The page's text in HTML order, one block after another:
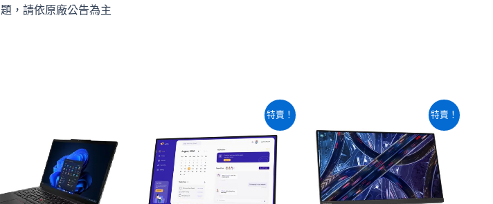
，請依原廠公告為主
特賣！
價
格：
NT$8,840。
目
前
價
格：
NT$8,380。
特賣！
價
格：
NT$4,140。
目
前
價
格：
NT$3,300。